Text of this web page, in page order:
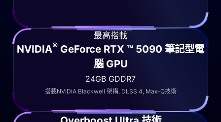
最高搭載
NVIDIA® GeForce RTX ™ 5090 筆記型電
腦 GPU
24GB GDDR7
搭載NVIDIA Blackwell 架構, DLSS 4, Max-Q技術